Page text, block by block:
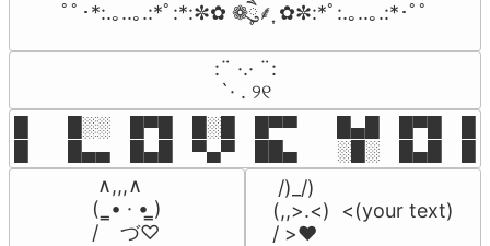
ﾟﾟ･*:.｡..｡.:*ﾟ:*:✼✿ ❁ཻུ۪۪⸙͎ ✿✼:*ﾟ:.｡..｡.:*･ﾟﾟ
⠀:¨ ·.· ¨:⠀
⠀ `· . ୨୧⠀
█  █░░ █▀█ █░█ █▀▀  █▄█ █▀█
█  █▄▄ █▄█ ▀▄▀ ██▄  ░█░ █▄█
∧,,,∧
(  ̳• · • ̳)
/    づ♡
/)_/)
(,,>.<)  <(your text)
/ >❤️